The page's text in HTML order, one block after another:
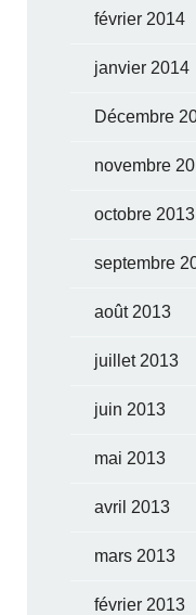
février 2014
janvier 2014
Décembre
novembre
octobre 2013
septembre
août 2013
juillet 2013
juin 2013
mai 2013
avril 2013
mars 2013
février 2013